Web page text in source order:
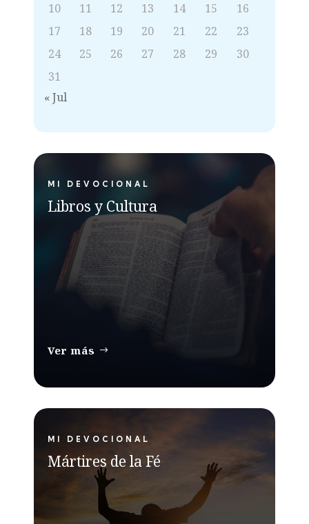
10
11 12 13 14 15
16
17
18 19 20 21 22
23
24
25 26 27 28 29
30
31
« Jul
MI DEVOCIONAL
Libros y Cultura
Ver más
MI DEVOCIONAL
Mártires de la Fé